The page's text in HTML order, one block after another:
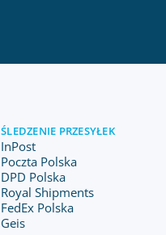
ŚLEDZENIE PRZESYŁEK
InPost
Poczta Polska
DPD Polska
Royal Shipments
FedEx Polska
Geis